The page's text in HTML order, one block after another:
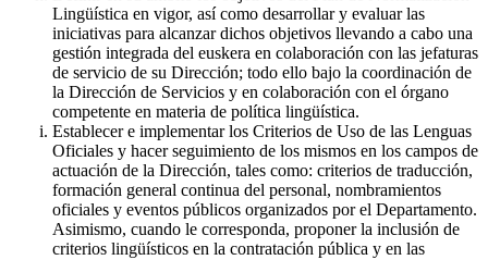
Lingüística en vigor, así como desarrollar y evaluar las
iniciativas para alcanzar dichos objetivos llevando a cabo una
gestión integrada del euskera en colaboración con las jefaturas
de servicio de su Dirección; todo ello bajo la coordinación de
la Dirección de Servicios y en colaboración con el órgano
competente en materia de política lingüística.
Establecer e implementar los Criterios de Uso de las Lenguas
Oficiales y hacer seguimiento de los mismos en los campos de
actuación de la Dirección, tales como: criterios de traducción,
formación general continua del personal, nombramientos
oficiales y eventos públicos organizados por el Departamento.
Asimismo, cuando le corresponda, proponer la inclusión de
criterios lingüísticos en la contratación pública y en las